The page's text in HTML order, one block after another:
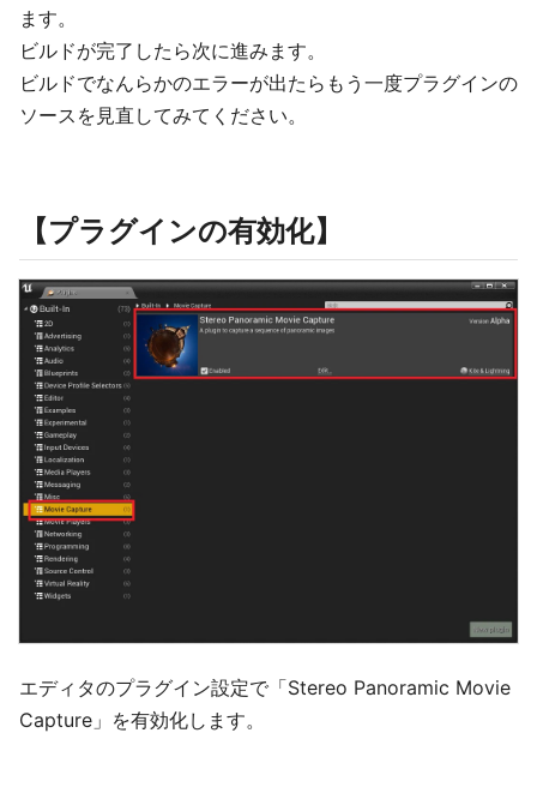
ます。
ビルドが完了したら次に進みます。
ビルドでなんらかのエラーが出たらもう一度プラグインの
ソースを見直してみてください。
【プラグインの有効化】
エディタのプラグイン設定で「Stereo Panoramic Movie
Capture」を有効化します。